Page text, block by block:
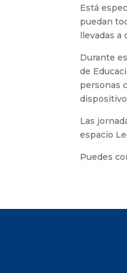
Está
puedan
llevadas a
Durante
de
personas
Las
espacio
Puedes